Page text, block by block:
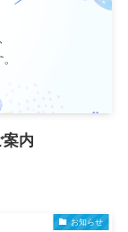
内
お知らせ